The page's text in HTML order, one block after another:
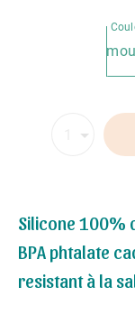
Silicone 100%
BPA phtalate
resistant à la